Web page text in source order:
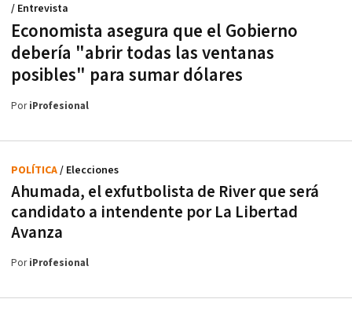
Economista asegura que el Gobierno
debería "abrir todas las ventanas
posibles" para sumar dólares
/ Entrevista
PoriProfesional
Ahumada, el exfutbolista de River que será
candidato a intendente por La Libertad
Avanza
POLÍTICA/ Elecciones
PoriProfesional